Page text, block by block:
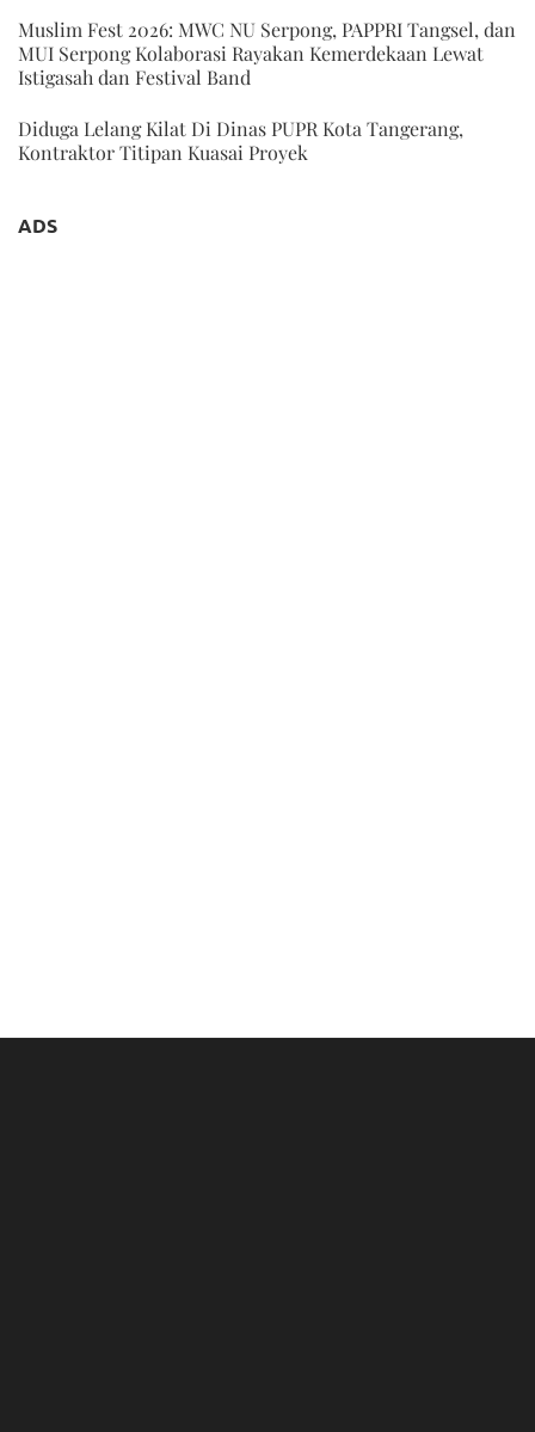
Muslim Fest 2026: MWC NU Serpong, PAPPRI Tangsel, dan
MUI Serpong Kolaborasi Rayakan Kemerdekaan Lewat
Istigasah dan Festival Band
Diduga Lelang Kilat Di Dinas PUPR Kota Tangerang,
Kontraktor Titipan Kuasai Proyek
ADS